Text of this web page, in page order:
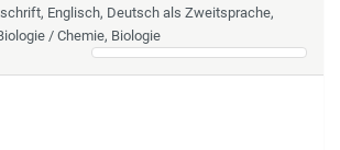
Englisch, Deutsch als Zweitsprache,
/ Chemie, Biologie